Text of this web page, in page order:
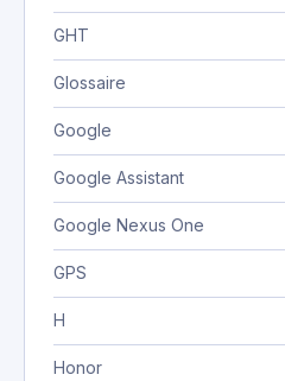
GHT
Glossaire
Google
Google Assistant
Google Nexus One
GPS
H
Honor